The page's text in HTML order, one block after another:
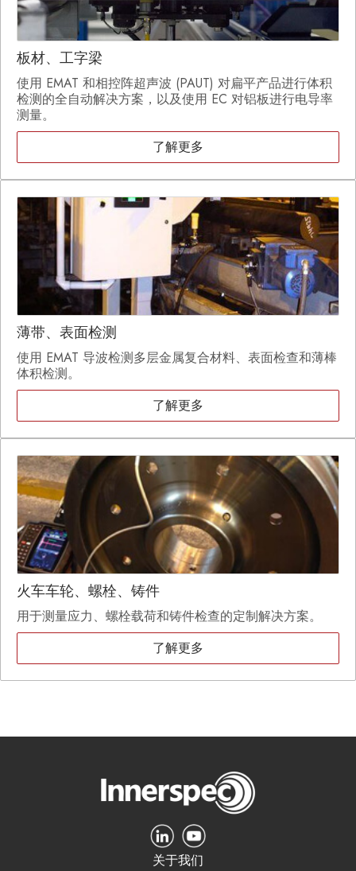
板材、工字梁
使用 EMAT 和相控阵超声波 (PAUT) 对扁平产品进行体积
检测的全自动解决方案，以及使用 EC 对铝板进行电导率
测量。
了解更多
薄带、表面检测
使用 EMAT 导波检测多层金属复合材料、表面检查和薄棒
体积检测。
了解更多
火车车轮、螺栓、铸件
用于测量应力、螺栓载荷和铸件检查的定制解决方案。
了解更多
关于我们